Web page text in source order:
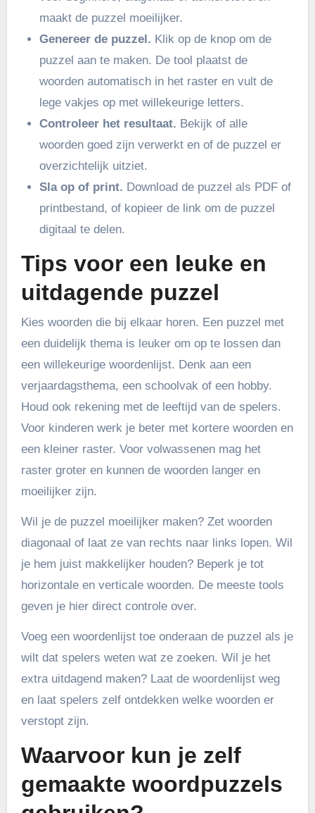
maakt de puzzel moeilijker.
Genereer de puzzel. Klik op de knop om de
puzzel aan te maken. De tool plaatst de
woorden automatisch in het raster en vult de
lege vakjes op met willekeurige letters.
Controleer het resultaat. Bekijk of alle
woorden goed zijn verwerkt en of de puzzel er
overzichtelijk uitziet.
Sla op of print. Download de puzzel als PDF of
printbestand, of kopieer de link om de puzzel
digitaal te delen.
Tips voor een leuke en
uitdagende puzzel
Kies woorden die bij elkaar horen. Een puzzel met
een duidelijk thema is leuker om op te lossen dan
een willekeurige woordenlijst. Denk aan een
verjaardagsthema, een schoolvak of een hobby.
Houd ook rekening met de leeftijd van de spelers.
Voor kinderen werk je beter met kortere woorden en
een kleiner raster. Voor volwassenen mag het
raster groter en kunnen de woorden langer en
moeilijker zijn.
Wil je de puzzel moeilijker maken? Zet woorden
diagonaal of laat ze van rechts naar links lopen. Wil
je hem juist makkelijker houden? Beperk je tot
horizontale en verticale woorden. De meeste tools
geven je hier direct controle over.
Voeg een woordenlijst toe onderaan de puzzel als je
wilt dat spelers weten wat ze zoeken. Wil je het
extra uitdagend maken? Laat de woordenlijst weg
en laat spelers zelf ontdekken welke woorden er
verstopt zijn.
Waarvoor kun je zelf
gemaakte woordpuzzels